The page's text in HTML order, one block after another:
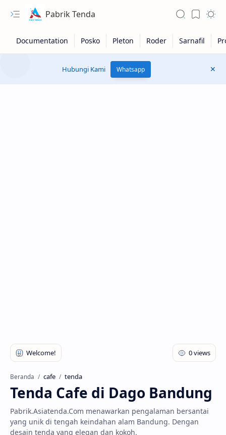
Pabrik Tenda
Hubungi Kami Whatsapp
Beranda cafe tenda
Tenda Cafe di Dago Bandung
Pabrik.Asiatenda.Com menawarkan pengalaman bersantai
yang unik di tengah keindahan alam Bandung. Dengan
desain tenda yang elegan dan kokoh.